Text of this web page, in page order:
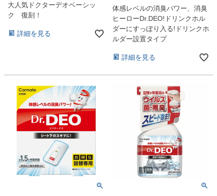
大人気ドクターデオベーシッ
ク 復刻！
詳細を見る
体感レベルの消臭パワー、消臭
ヒーローDr.DEO!ドリンクホル
ダーにすっぽり入る!ドリンクホ
ルダー設置タイプ
詳細を見る